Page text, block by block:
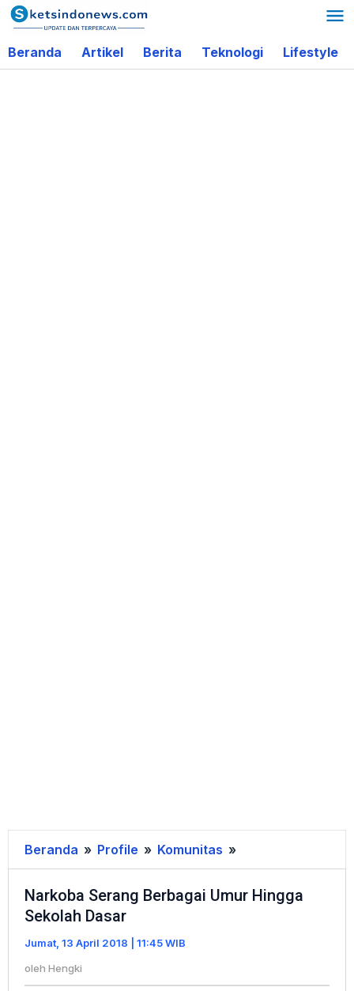
Lewati
ke
konten
Beranda Artikel Berita Teknologi Lifestyle
Beranda » Profile » Komunitas »
Serang
Berbagai
Dasar
Narkoba Serang Berbagai Umur Hingga
Sekolah Dasar
Jumat, 13 April 2018 | 11:45 WIB
oleh Hengki